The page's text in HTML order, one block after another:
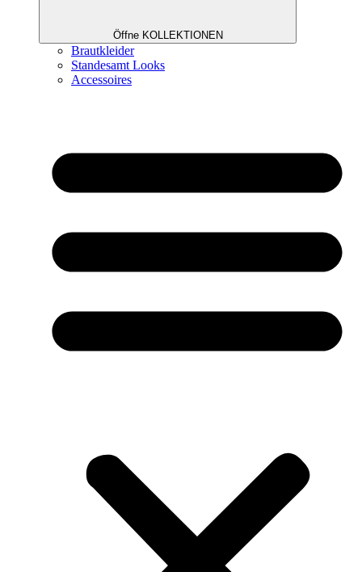
Öffne KOLLEKTIONEN
Brautkleider
Standesamt Looks
Accessoires